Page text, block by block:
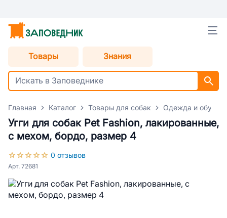
Товары Знания
Главная Каталог Товары для собак Одежда и обувь
Угги для собак Pet Fashion, лакированные,
с мехом, бордо, размер 4
0 отзывов
Арт. 72681